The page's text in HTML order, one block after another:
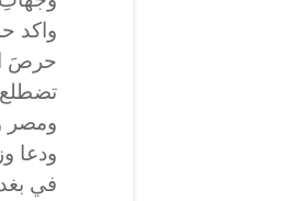
واكد
حرصَ
تضطلع
ومصر
ودعا
في